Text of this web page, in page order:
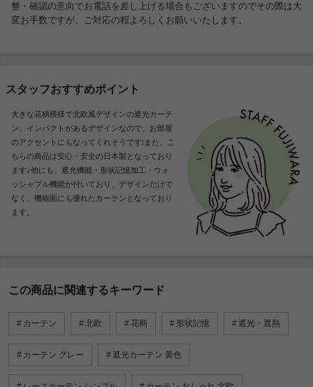
整・確認の意向でお電話を差し上げる場合もございますのでその際は大
変お手数ですが、ご対応の程よろしくお願いいたします。
スタッフおすすめポイント
大きな花柄模様で北欧風デザインの遮光カーテ
ン。インパクトがあるデザインなので、お部屋
のアクセントにもなってくれそうです!また、こ
ちらの商品は安心・安全の日本製となっており
ます♪他にも、遮光機能・形状記憶加工・ウォ
ッシャブル機能が付いており、デザインだけで
なく、機能面にも優れたカーテンとなっており
ます。
この商品に関連するキーワード
カーテン 北欧 花柄 形状記憶 遮光・遮熱
カーテン グレー 遮光カーテン 黄色